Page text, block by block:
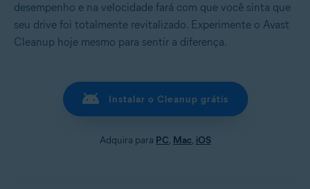
desempenho e na velocidade fará com que você sinta que
seu drive foi totalmente revitalizado. Experimente o Avast
Cleanup hoje mesmo para sentir a diferença.
Instalar o Cleanup grátis
Adquira para PC, Mac, iOS